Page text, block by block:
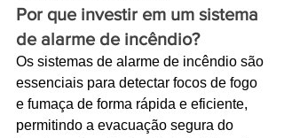
Siga nosso facebook
E também nosso instagram
Por que investir em um sistema
de alarme de incêndio?
Os sistemas de alarme de incêndio são
essenciais para detectar focos de fogo
e fumaça de forma rápida e eficiente,
permitindo a evacuação segura do